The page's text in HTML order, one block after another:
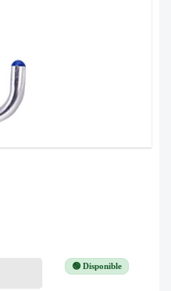
🟢 Disponible